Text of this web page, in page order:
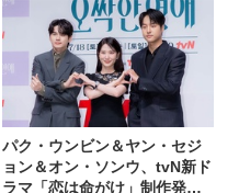
パク・ウンビン＆ヤン・セジ
ョン＆オン・ソンウ、tvN新ド
ラマ「恋は命がけ」制作発表